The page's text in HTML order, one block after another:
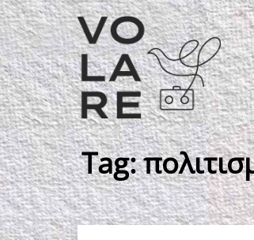
Κύρια
πλοήγηση
Tag: